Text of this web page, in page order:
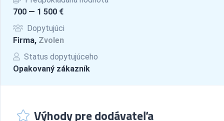
700 — 1 500 €
Dopytujúci
Firma, Zvolen
Status dopytujúceho
Opakovaný zákazník
Výhody pre dodávateľa